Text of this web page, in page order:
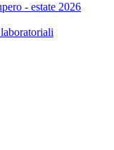
- estate 2026